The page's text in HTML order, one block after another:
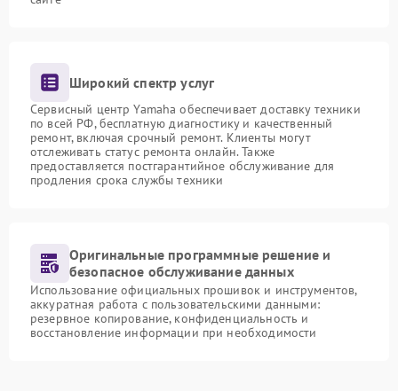
Широкий спектр услуг
Сервисный центр Yamaha обеспечивает доставку техники
по всей РФ, бесплатную диагностику и качественный
ремонт, включая срочный ремонт. Клиенты могут
отслеживать статус ремонта онлайн. Также
предоставляется постгарантийное обслуживание для
продления срока службы техники
Оригинальные программные решение и
безопасное обслуживание данных
Использование официальных прошивок и инструментов,
аккуратная работа с пользовательскими данными:
резервное копирование, конфиденциальность и
восстановление информации при необходимости